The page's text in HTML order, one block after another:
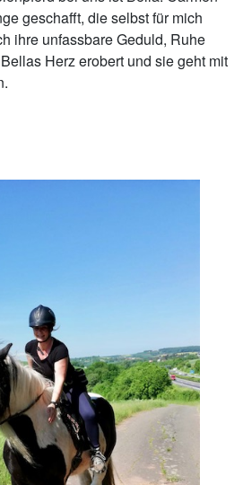
geschafft, die selbst für mich
ihre unfassbare Geduld, Ruhe
Herz erobert und sie geht mit